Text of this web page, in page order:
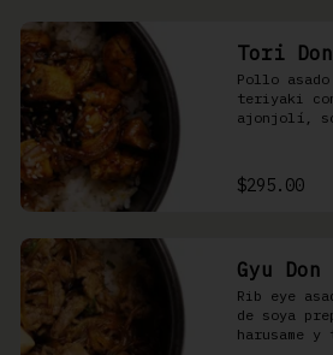
Tori Don
Pollo
teriyaki
ajonjolí,
$295.00
Gyu Don
Rib eye
de soya
harusame